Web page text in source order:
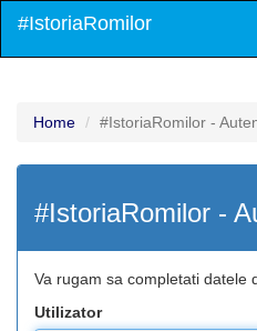
#IstoriaRomilor
Home #IstoriaRomilor -
#IstoriaRomilor -
Va rugam sa completati datele
Utilizator